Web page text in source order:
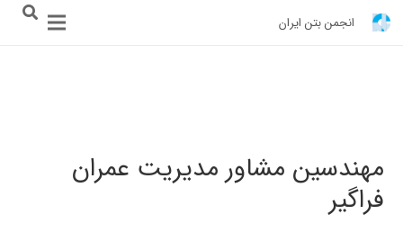
انجمن بتن ایران
مهندسین مشاور مدیریت عمران
فراگیر